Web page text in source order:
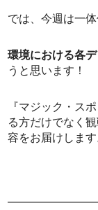
では、今週は一
環境における各
うと思います！
『マジック・ス
る方だけでなく
容をお届けします